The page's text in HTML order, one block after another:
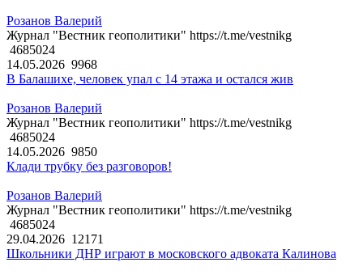
Розанов Валерий
Журнал "Вестник геополитики" https://t.me/vestnikg
4685024
14.05.2026 9968
В Балашихе, человек упал с 14 этажа и остался жив
Розанов Валерий
Журнал "Вестник геополитики" https://t.me/vestnikg
4685024
14.05.2026 9850
Клади трубку без разговоров!
Розанов Валерий
Журнал "Вестник геополитики" https://t.me/vestnikg
4685024
29.04.2026 12171
Школьники ДНР играют в московского адвоката Калинова